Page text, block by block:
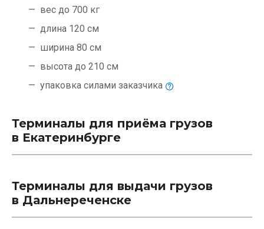
вес до 700 кг
длина 120 см
ширина 80 см
высота до 210 см
упаковка силами заказчика
Терминалы для приёма грузов
в Екатеринбурге
Терминалы для выдачи грузов
в Дальнереченске